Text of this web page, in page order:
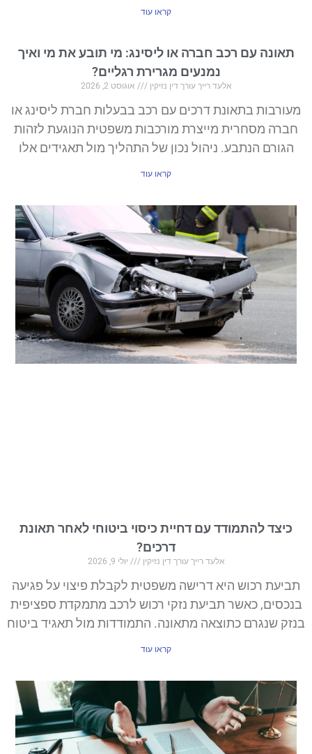
קראו עוד
תאונה עם רכב חברה או ליסינג: מי תובע את מי ואיך
נמנעים מגרירת רגליים?
אלעד רייך עורך דין נזיקין אוגוסט 2, 2026
מעורבות בתאונת דרכים עם רכב בבעלות חברת ליסינג או
חברה מסחרית מייצרת מורכבות משפטית הנוגעת לזהות
הגורם הנתבע. ניהול נכון של התהליך מול תאגידים אלו
קראו עוד
כיצד להתמודד עם דחיית כיסוי ביטוחי לאחר תאונת
דרכים?
אלעד רייך עורך דין נזיקין יולי 9, 2026
תביעת רכוש היא דרישה משפטית לקבלת פיצוי על פגיעה
בנכסים, כאשר תביעת נזקי רכוש לרכב מתמקדת ספציפית
בנזק שנגרם כתוצאה מתאונה. התמודדות מול תאגיד ביטוח
קראו עוד